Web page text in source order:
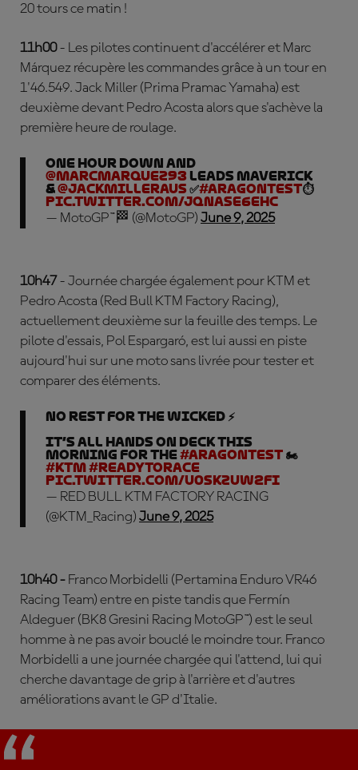
20 tours ce matin !
11h00- Les pilotes continuent d'accélérer et Marc
Márquez récupère les commandes grâce à un tour en
1'46.549. Jack Miller (Prima Pramac Yamaha) est
deuxième devant Pedro Acosta alors que s'achève la
première heure de roulage.
One hour down and
@marcmarquez93 leads Maverick
&@jackmilleraus ✅#AragonTest⏱️
pic.twitter.com/jQNASE6EHC
— MotoGP™🏁 (@MotoGP) June 9, 2025
10h47- Journée chargée également pour KTM et
Pedro Acosta (Red Bull KTM Factory Racing),
actuellement deuxième sur la feuille des temps. Le
pilote d'essais, Pol Espargaró, est lui aussi en piste
aujourd'hui sur une moto sans livrée pour tester et
comparer des éléments.
No rest for the wicked ⚡️
It’s all hands on deck this
morning for the#AragonTest 🏍️
#KTM#ReadyToRace
pic.twitter.com/u0skzuw2fI
— RED BULL KTM FACTORY RACING
(@KTM_Racing) June 9, 2025
10h40 - Franco Morbidelli (Pertamina Enduro VR46
Racing Team) entre en piste tandis que Fermín
Aldeguer (BK8 Gresini Racing MotoGP™) est le seul
homme à ne pas avoir bouclé le moindre tour. Franco
Morbidelli a une journée chargée qui l'attend, lui qui
cherche davantage de grip à l'arrière et d'autres
améliorations avant le GP d'Italie.